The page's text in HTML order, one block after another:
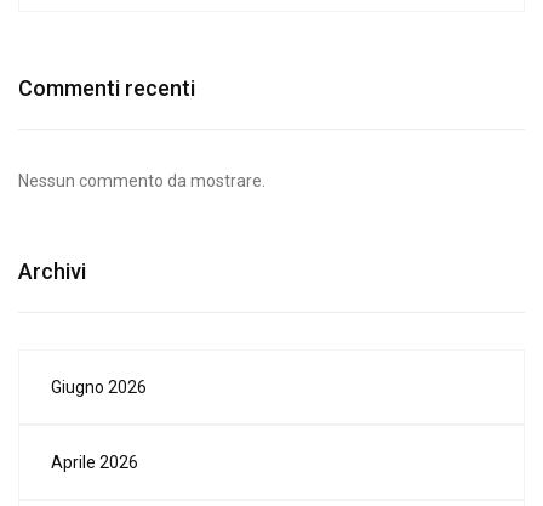
Commenti recenti
Nessun commento da mostrare.
Archivi
Giugno 2026
Aprile 2026